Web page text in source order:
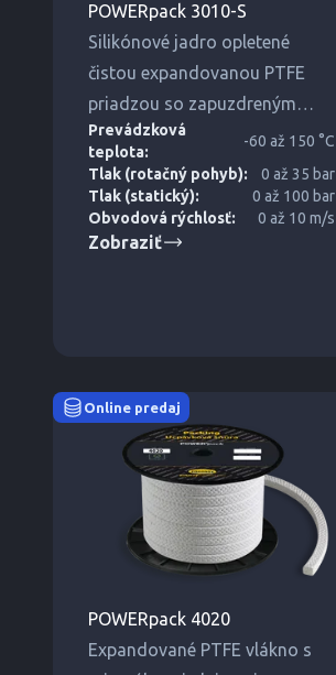
POWERpack 3010-S
Silikónové jadro opletené
čistou expandovanou PTFE
priadzou so zapuzdreným
grafitom. Pružné jadro
zachytáva radiálne napätie v
miešadlách.
Prevádzková
teplota:
-60 až 150 °C
Tlak (rotačný pohyb):
0 až 35 bar
Tlak (statický):
0 až 100 bar
Obvodová rýchlosť:
0 až 10 m/s
Zobraziť
Online predaj
POWERpack 4020
Expandované PTFE vlákno s